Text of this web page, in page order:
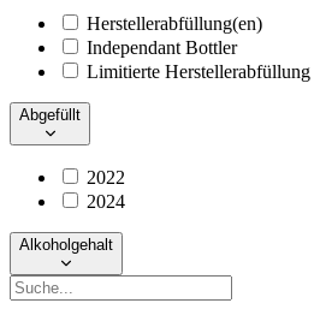
Herstellerabfüllung(en)
Independant Bottler
Limitierte Herstellerabfüllung
Abgefüllt
2022
2024
Alkoholgehalt